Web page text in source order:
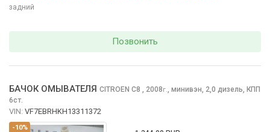
задний
Позвонить
-10%
БАЧОК ОМЫВАТЕЛЯ CITROEN C8 , 2008г., минивэн, 2,0 дизель, КПП
6ст.
VIN: VF7EBRHKH13311372